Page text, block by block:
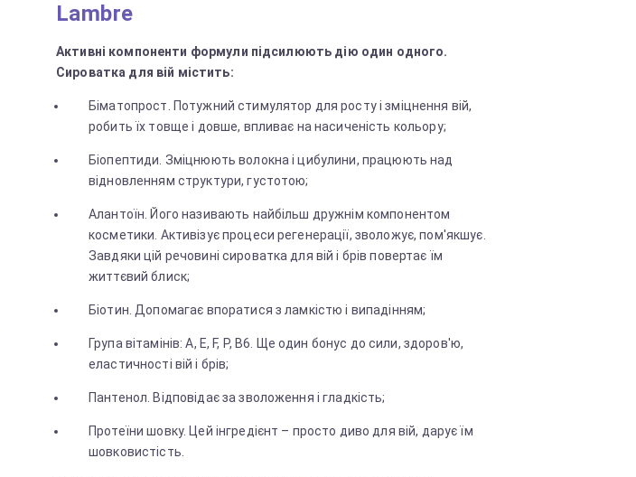
Lambre
Активні компоненти формули підсилюють дію один одного.
Сироватка для вій містить:
Біматопрост. Потужний стимулятор для росту і зміцнення вій,
робить їх товще і довше, впливає на насиченість кольору;
Біопептиди. Зміцнюють волокна і цибулини, працюють над
відновленням структури, густотою;
Алантоїн. Його називають найбільш дружнім компонентом
косметики. Активізує процеси регенерації, зволожує, пом'якшує.
Завдяки цій речовині сироватка для вій і брів повертає їм
життєвий блиск;
Біотин. Допомагає впоратися з ламкістю і випадінням;
Група вітамінів: А, Е, F, P, B6. Ще один бонус до сили, здоров'ю,
еластичності вій і брів;
Пантенол. Відповідає за зволоження і гладкість;
Протеїни шовку. Цей інгредієнт – просто диво для вій, дарує їм
шовковистість.